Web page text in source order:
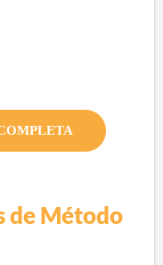
SOLUÇÃO COMPLETA
deMétodo